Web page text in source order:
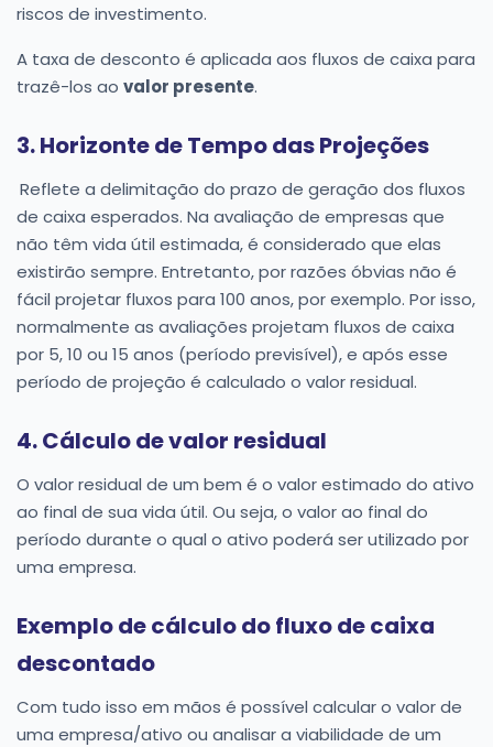
riscos de investimento.
A taxa de desconto é aplicada aos fluxos de caixa para
trazê-los ao valor presente.
3. Horizonte de Tempo das Projeções
Reflete a delimitação do prazo de geração dos fluxos
de caixa esperados. Na avaliação de empresas que
não têm vida útil estimada, é considerado que elas
existirão sempre. Entretanto, por razões óbvias não é
fácil projetar fluxos para 100 anos, por exemplo. Por isso,
normalmente as avaliações projetam fluxos de caixa
por 5, 10 ou 15 anos (período previsível), e após esse
período de projeção é calculado o valor residual.
4. Cálculo de valor residual
O valor residual de um bem é o valor estimado do ativo
ao final de sua vida útil. Ou seja, o valor ao final do
período durante o qual o ativo poderá ser utilizado por
uma empresa.
Exemplo de cálculo do fluxo de caixa
descontado
Com tudo isso em mãos é possível calcular o valor de
uma empresa/ativo ou analisar a viabilidade de um